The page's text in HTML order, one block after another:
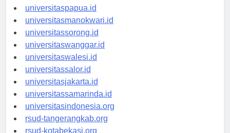
universitasjayapura.id
universitaspapua.id
universitasmanokwari.id
universitassorong.id
universitaswanggar.id
universitaswalesi.id
universitassalor.id
universitasjakarta.id
universitassamarinda.id
universitasindonesia.org
rsud-tangerangkab.org